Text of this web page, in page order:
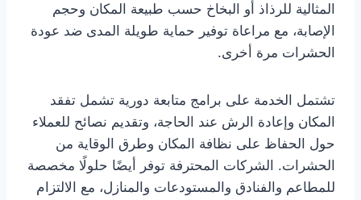
المثالية للرذاذ أو البخاخ حسب طبيعة المكان وحجم
الإصابة، مع مراعاة توفير حماية طويلة المدى ضد عودة
الحشرات مرة أخرى.
تشتمل الخدمة على برامج متابعة دورية تشمل تفقد
المكان وإعادة الرش عند الحاجة، وتقديم نصائح للعملاء
حول الحفاظ على نظافة المكان وطرق الوقاية من
الحشرات. الشركات المحترفة توفر أيضًا حلولًا مخصصة
للمطاعم والفنادق والمستودعات والمنازل، مع الالتزام